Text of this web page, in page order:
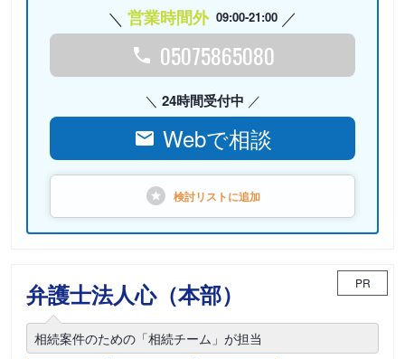
営業時間外 09:00-21:00
05075865080
24時間受付中
Webで相談
検討リストに追加
弁護士法人心（本部） PR
相続案件のための「相続チーム」が担当